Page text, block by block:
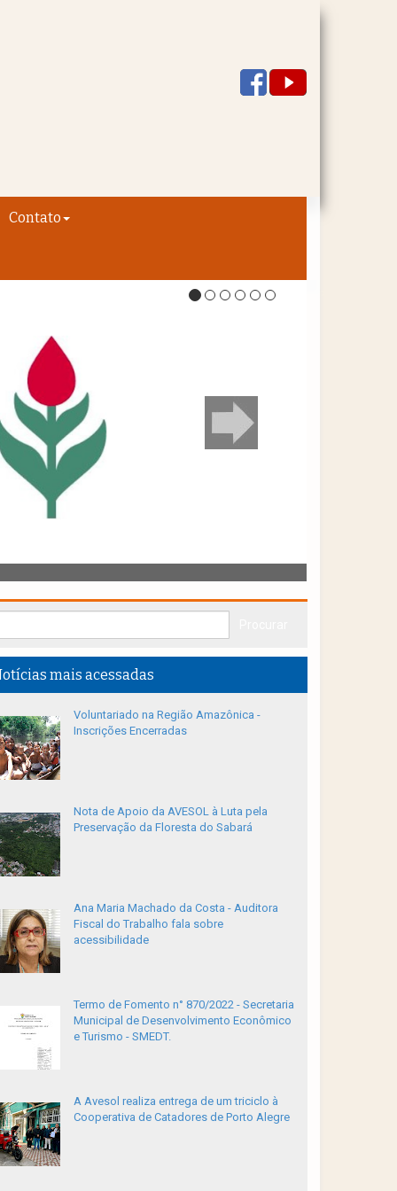
Contato
mais acessadas
Voluntariado na Região Amazônica -
Inscrições Encerradas
Nota de Apoio da AVESOL à Luta pela
Preservação da Floresta do Sabará
Ana Maria Machado da Costa - Auditora
Fiscal do Trabalho fala sobre
acessibilidade
Termo de Fomento n° 870/2022 - Secretaria
Municipal de Desenvolvimento Econômico
e Turismo - SMEDT.
A Avesol realiza entrega de um triciclo à
Cooperativa de Catadores de Porto Alegre